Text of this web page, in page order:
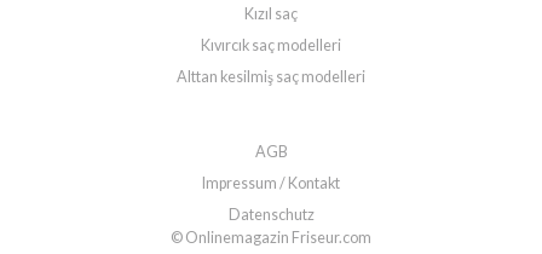
Kızıl saç
Kıvırcık saç modelleri
Alttan kesilmiş saç modelleri
AGB
Impressum / Kontakt
Datenschutz
© Onlinemagazin Friseur.com